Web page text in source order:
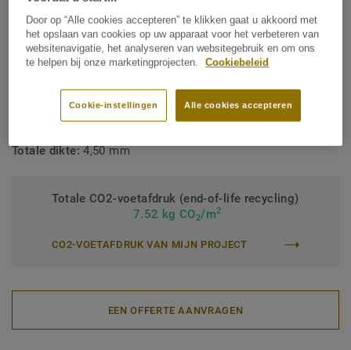
Producttype: Heterogene (poly vinyl chloride)
vloerbedekking
Commerciële gebruiksklasse:34 Very Heavy
Industriële gebruiksklasse: 42 Algemeen
Professionele garantie (in jaren):10 jaar
Totale dikte:4,50 mm
Totale CO2-voetafdruk (end-of-life recycling)
7.52 kg CO2/m2
CO2-VOETAFDRUK VAN MIJN PROJECT
EEN OFFERTE AANVRAGEN
Door op “Alle cookies accepteren” te klikken gaat u akkoord met
het opslaan van cookies op uw apparaat voor het verbeteren van
websitenavigatie, het analyseren van websitegebruik en om ons
te helpen bij onze marketingprojecten.
Cookiebeleid
Alle cookies accepteren
Cookie-instellingen